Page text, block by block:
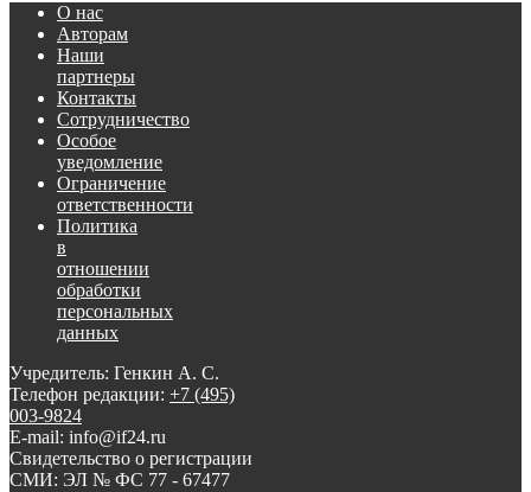
О нас
Авторам
Наши
партнеры
Контакты
Сотрудничество
Особое
уведомление
Ограничение
ответственности
Политика
в
отношении
обработки
персональных
данных
Учредитель: Генкин А. С.
Телефон редакции: +7 (495)
003-9824
E-mail: info@if24.ru
Свидетельство о регистрации
СМИ: ЭЛ № ФС 77 - 67477